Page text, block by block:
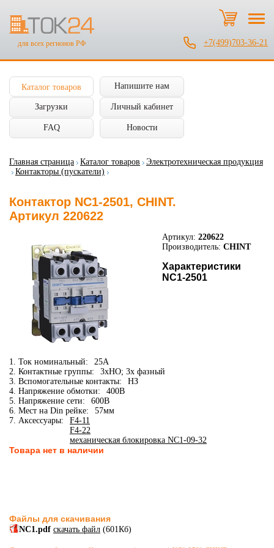
для всех регионов РФ +7(499)703-36-21
Каталог товаров Напишите нам
Загрузки Личный кабинет
FAQ Новости
Главная страница Каталог товаров
Электротехническая продукция
Контакторы (пускатели)
Контактор NC1-2501, CHINT.
Артикул 220622
Артикул: 220622
Производитель: CHINT
Характеристики
NC1-2501
1. Ток номинальный:
25А
2. Контактные группы:
3xНО; 3х фазный
3. Вспомогательные контакты:
НЗ
4. Напряжение обмотки:
400В
5. Напряжение сети:
600В
6. Мест на Din рейке:
57мм
7. Аксессуары:
F4-11
F4-22
механическая блокировка NC1-09-32
Товара нет в наличии
Файлы для скачивания
NC1.pdf скачать файл (601Кб)